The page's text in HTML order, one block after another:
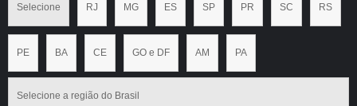
Selecione RJ MG ES SP PR SC RS
PE BA CE GO e DF AM PA
Selecione a região do Brasil